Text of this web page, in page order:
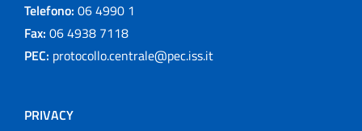
Telefono: 06 4990 1
Fax: 06 4938 7118
PEC: protocollo.centrale@pec.iss.it
PRIVACY